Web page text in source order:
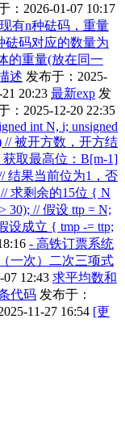
：2026-01-07 10:17
现有n种砝码，重量
砝码对应的数量为
的重量(放在同一
述 发布于：2025-
20:23 最新exp 发
：2025-12-20 22:35
int N, i; unsigned
// 被开方数，开方结
获取最高位：B[m-1]
结果当前位为1，否
求剩余的15位 { N
30); // 假设 ttp = N;
设成立 { tmp -= ttp;
- 高铁订票系统
一次）二次三项式
12:43 求平均数和
代码 发布于：
11-27 16:54 [更